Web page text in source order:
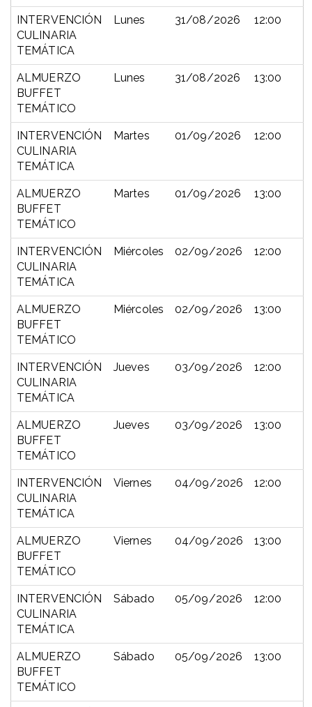
INTERVENCIÓN
CULINARIA
TEMÁTICA
Lunes 31/08/2026 12:00
ALMUERZO
BUFFET
TEMÁTICO
Lunes 31/08/2026 13:00
INTERVENCIÓN
CULINARIA
TEMÁTICA
Martes 01/09/2026 12:00
ALMUERZO
BUFFET
TEMÁTICO
Martes 01/09/2026 13:00
INTERVENCIÓN
CULINARIA
TEMÁTICA
Miércoles 02/09/2026 12:00
ALMUERZO
BUFFET
TEMÁTICO
Miércoles 02/09/2026 13:00
INTERVENCIÓN
CULINARIA
TEMÁTICA
Jueves 03/09/2026 12:00
ALMUERZO
BUFFET
TEMÁTICO
Jueves 03/09/2026 13:00
INTERVENCIÓN
CULINARIA
TEMÁTICA
Viernes 04/09/2026 12:00
ALMUERZO
BUFFET
TEMÁTICO
Viernes 04/09/2026 13:00
INTERVENCIÓN
CULINARIA
TEMÁTICA
Sábado 05/09/2026 12:00
ALMUERZO
BUFFET
TEMÁTICO
Sábado 05/09/2026 13:00